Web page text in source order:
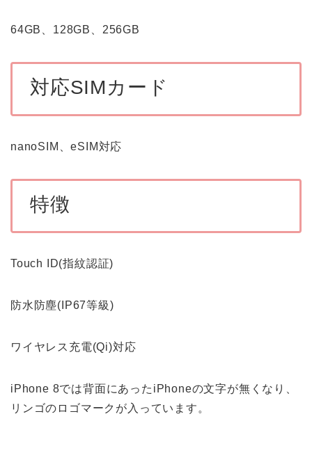
64GB、128GB、256GB
対応SIMカード
nanoSIM、eSIM対応
特徴
Touch ID(指紋認証)
防水防塵(IP67等級)
ワイヤレス充電(Qi)対応
iPhone 8では背面にあったiPhoneの文字が無くなり、
リンゴのロゴマークが入っています。